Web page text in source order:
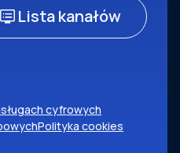
Lista kanałów
cyfrowych
Polityka cookies